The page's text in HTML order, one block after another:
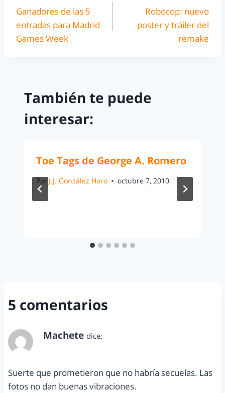
Ganadores de las 5
entradas para Madrid
Games Week
Robocop: nuevo
poster y tráiler del
remake
También te puede
interesar:
Toe Tags de George A. Romero
Por J.J. González Haro octubre 7, 2010
5 comentarios
Machete dice:
Suerte que prometieron que no habría secuelas. Las
fotos no dan buenas vibraciones.